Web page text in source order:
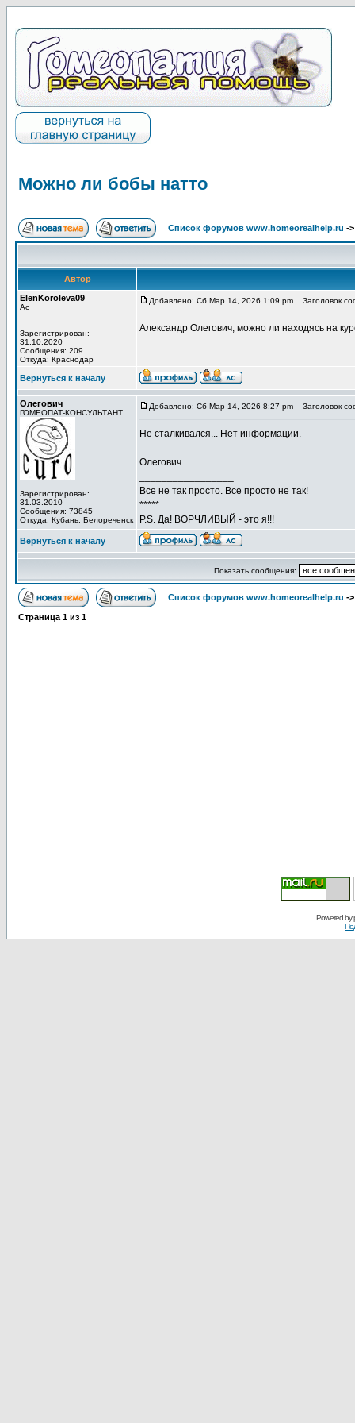
Можно ли бобы натто
Список форумов www.homeorealhelp.ru -
Автор
ElenKoroleva09
Ас
Зарегистрирован:
31.10.2020
Сообщения: 209
Откуда: Краснодар
Добавлено: Сб Мар 14, 2026 1:09 pm Заголовок
Александр Олегович, можно ли находясь на
Вернуться к началу
Олегович
ГОМЕОПАТ-КОНСУЛЬТАНТ
Зарегистрирован:
31.03.2010
Сообщения: 73845
Откуда: Кубань, Белореченск
Добавлено: Сб Мар 14, 2026 8:27 pm Заголовок
Не сталкивался... Нет информации.
Олегович
Все не так просто. Все просто не так!
*****
P.S. Да! ВОРЧЛИВЫЙ - это я!!!
Вернуться к началу
Показать сообщения:
Список форумов www.homeorealhelp.ru -
Страница 1 из 1
Powered by